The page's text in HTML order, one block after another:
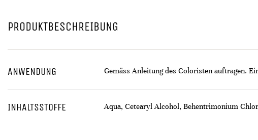
PRODUKTBESCHREIBUNG
ANWENDUNG Gemäss Anleitung des Coloristen auftragen.
INHALTSSTOFFE Aqua, Cetearyl Alcohol, Behentrimonium